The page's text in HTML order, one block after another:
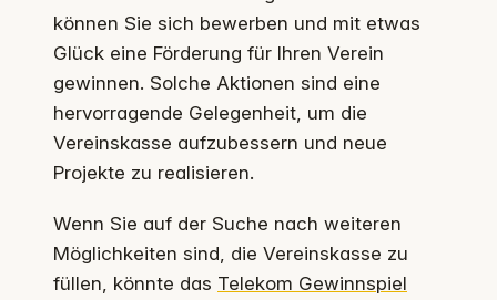
können Sie sich bewerben und mit etwas
Glück eine Förderung für Ihren Verein
gewinnen. Solche Aktionen sind eine
hervorragende Gelegenheit, um die
Vereinskasse aufzubessern und neue
Projekte zu realisieren.
Wenn Sie auf der Suche nach weiteren
Möglichkeiten sind, die Vereinskasse zu
füllen, könnte das Telekom Gewinnspiel